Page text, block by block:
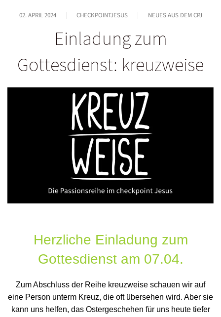
02. APRIL 2024 CHECKPOINTJESUS NEUES AUS DEM CPJ
Einladung zum
Gottesdienst: kreuzweise
Herzliche Einladung zum
Gottesdienstam 07.04.
Zum Abschluss der Reihe kreuzweise schauen wir auf
eine Person unterm Kreuz, die oft übersehen wird. Aber sie
kann uns helfen, das Ostergeschehen für uns heute tiefer